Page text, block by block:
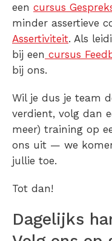
een cursus
minder assertieve
Assertiviteit. Als
bij een cursus
bij ons.
Wil je dus je team
verdient, volg dan
meer) training op
ons uit — we
jullie toe.
Tot dan!
Dagelijks